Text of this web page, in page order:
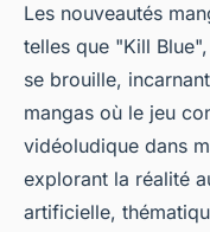
Les nouveautés
telles que "Kill
se brouille,
mangas où le jeu
vidéoludique dans
explorant la réalité
artificielle,